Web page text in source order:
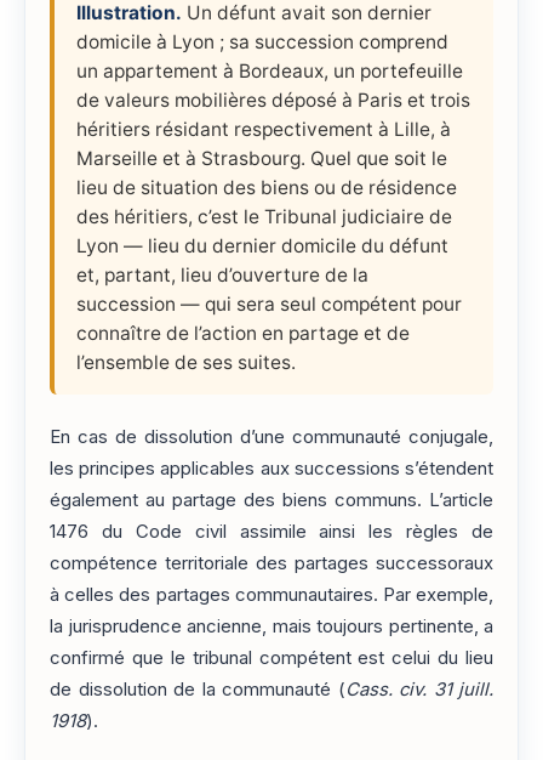
Illustration. Un défunt avait son dernier
domicile à Lyon ; sa succession comprend
un appartement à Bordeaux, un portefeuille
de valeurs mobilières déposé à Paris et trois
héritiers résidant respectivement à Lille, à
Marseille et à Strasbourg. Quel que soit le
lieu de situation des biens ou de résidence
des héritiers, c’est le Tribunal judiciaire de
Lyon — lieu du dernier domicile du défunt
et, partant, lieu d’ouverture de la
succession — qui sera seul compétent pour
connaître de l’action en partage et de
l’ensemble de ses suites.
En cas de dissolution d’une communauté conjugale,
les principes applicables aux successions s’étendent
également au partage des biens communs. L’article
1476 du Code civil assimile ainsi les règles de
compétence territoriale des partages successoraux
à celles des partages communautaires. Par exemple,
la jurisprudence ancienne, mais toujours pertinente, a
confirmé que le tribunal compétent est celui du lieu
de dissolution de la communauté (Cass. civ. 31 juill.
1918).